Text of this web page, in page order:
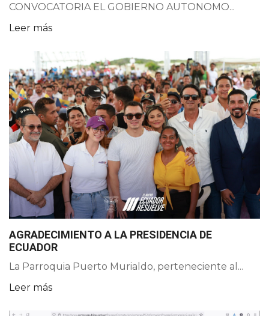
CONVOCATORIA EL GOBIERNO AUTONOMO...
Leer más
AGRADECIMIENTO A LA PRESIDENCIA DE
ECUADOR
La Parroquia Puerto Murialdo, perteneciente al...
Leer más